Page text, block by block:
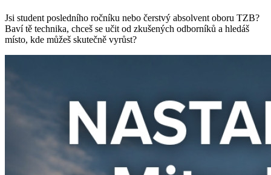
Jsi student posledního ročníku nebo čerstvý absolvent oboru TZB?
Baví tě technika, chceš se učit od zkušených odborníků a hledáš
místo, kde můžeš skutečně vyrůst?